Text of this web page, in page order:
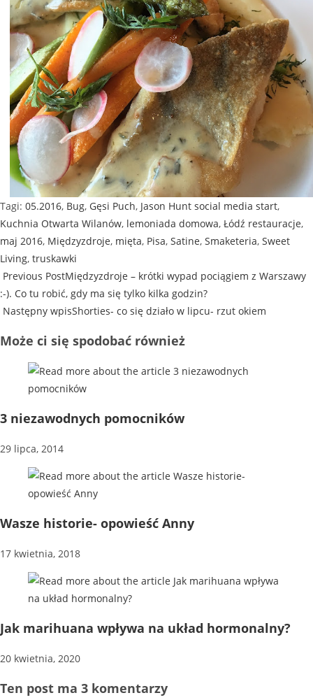
Tagi: 05.2016, Bug, Gęsi Puch, Jason Hunt social media start,
Kuchnia Otwarta Wilanów, lemoniada domowa, Łódź restauracje,
maj 2016, Międzyzdroje, mięta, Pisa, Satine, Smaketeria, Sweet
Living, truskawki
Previous PostMiędzyzdroje – krótki wypad pociągiem z Warszawy
:-). Co tu robić, gdy ma się tylko kilka godzin?
Następny wpisShorties- co się działo w lipcu- rzut okiem
Może ci się spodobać również
3 niezawodnych pomocników
29 lipca, 2014
Wasze historie- opowieść Anny
17 kwietnia, 2018
Jak marihuana wpływa na układ hormonalny?
20 kwietnia, 2020
Ten post ma 3 komentarzy